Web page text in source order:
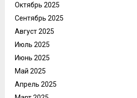
Октябрь 2025
Сентябрь 2025
Август 2025
Июль 2025
Июнь 2025
Май 2025
Апрель 2025